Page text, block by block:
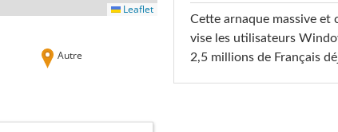
Leaflet
Autre
Cette arnaque massive et
vise les utilisateurs
2,5 millions de Français